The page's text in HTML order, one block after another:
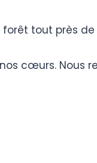
tout près
cœurs. Nous